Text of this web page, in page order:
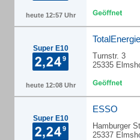
heute 12:57 Uhr
Super E10
heute 12:08 Uhr
Turnstr. 3
25335
Super E10
ESSO
Hamburger
25337